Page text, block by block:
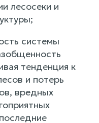
лесосеки и
системы
тенденция к
и потерь
вредных